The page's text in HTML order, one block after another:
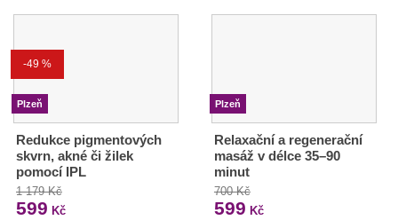
-49 %
Plzeň
Redukce pigmentových
skvrn, akné či žilek
pomocí IPL
1 179 Kč
599 Kč
Plzeň
Relaxační a regenerační
masáž v délce 35–90
minut
700 Kč
599 Kč